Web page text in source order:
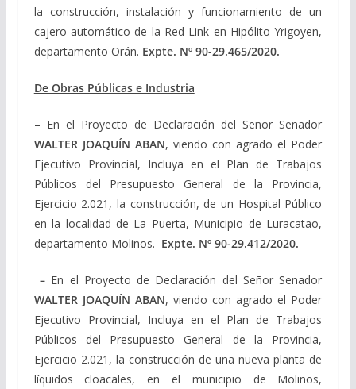
la construcción, instalación y funcionamiento de un
cajero automático de la Red Link en Hipólito Yrigoyen,
departamento Orán. Expte. Nº 90-29.465/2020.
De Obras Públicas e Industria
– En el Proyecto de Declaración del Señor Senador
WALTER JOAQUÍN ABAN, viendo con agrado el Poder
Ejecutivo Provincial, Incluya en el Plan de Trabajos
Públicos del Presupuesto General de la Provincia,
Ejercicio 2.021, la construcción, de un Hospital Público
en la localidad de La Puerta, Municipio de Luracatao,
departamento Molinos. Expte. Nº 90-29.412/2020.
– En el Proyecto de Declaración del Señor Senador
WALTER JOAQUÍN ABAN, viendo con agrado el Poder
Ejecutivo Provincial, Incluya en el Plan de Trabajos
Públicos del Presupuesto General de la Provincia,
Ejercicio 2.021, la construcción de una nueva planta de
líquidos cloacales, en el municipio de Molinos,